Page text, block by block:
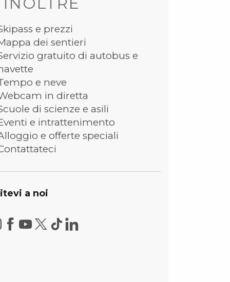
e prezzi
dei sentieri
gratuito di autobus e
e neve
in diretta
di scienze e asili
e intrattenimento
e offerte speciali
a noi